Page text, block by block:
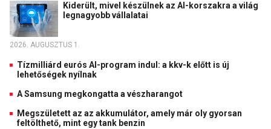
Kiderült, mivel készülnek az AI-korszakra a világ
legnagyobb vállalatai
2026. AUGUSZTUS 1.
Tízmilliárd eurós AI-program indul: a kkv-k előtt is új
lehetőségek nyílnak
A Samsung megkongatta a vészharangot
Megszületett az az akkumulátor, amely már oly gyorsan
feltölthető, mint egy tank benzin